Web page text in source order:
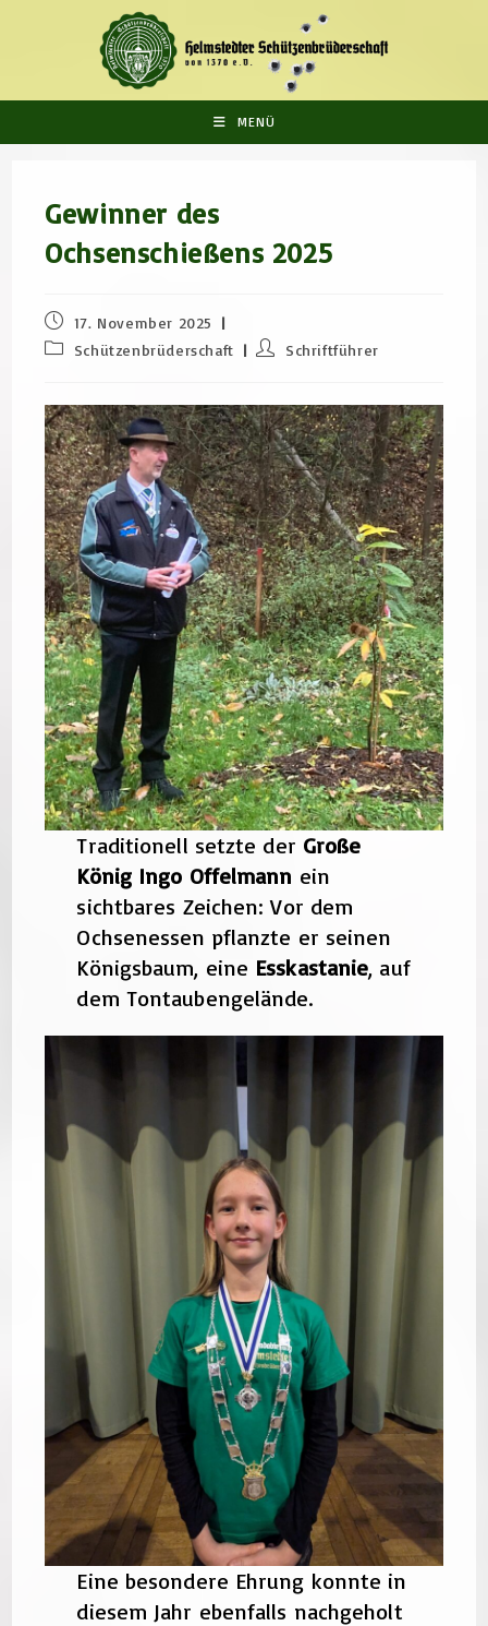
MENÜ
Gewinner des
Ochsenschießens 2025
Beitrag
veröffentlicht:
17. November 2025
Beitrags-
Schützenbrüderschaft
Beitrags-
Schriftführer
Traditionell setzte der Große
König Ingo Offelmann ein
sichtbares Zeichen: Vor dem
Ochsenessen pflanzte er seinen
Königsbaum, eine Esskastanie, auf
dem Tontaubengelände.
Eine besondere Ehrung konnte in
diesem Jahr ebenfalls nachgeholt